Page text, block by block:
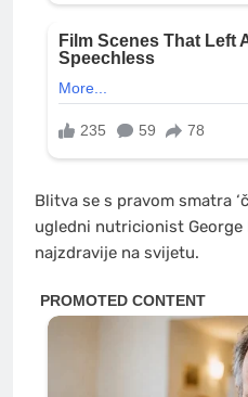
Blitva se s pravom smatra
ugledni nutricionist George
najzdravije na svijetu.